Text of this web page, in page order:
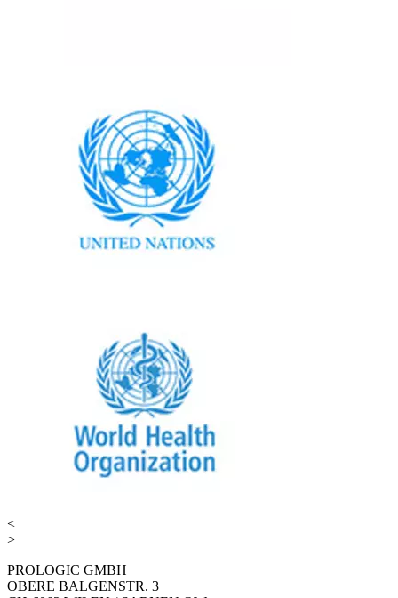
<
>
PROLOGIC GMBH
OBERE BALGENSTR. 3